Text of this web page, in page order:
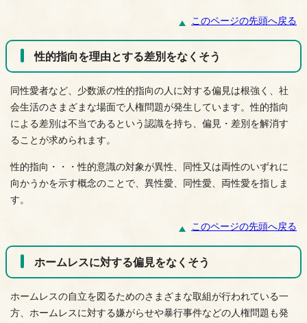
このページの先頭へ戻る
性的指向を理由とする差別をなくそう
同性愛者など、少数派の性的指向の人に対する偏見は根強く、社
会生活のさまざまな場面で人権問題が発生しています。性的指向
による差別は不当であるという認識を持ち、偏見・差別を解消す
ることが求められます。
性的指向・・・性的意識の対象が異性、同性又は両性のいずれに
向かうかを示す概念のことで、異性愛、同性愛、両性愛を指しま
す。
このページの先頭へ戻る
ホームレスに対する偏見をなくそう
ホームレスの自立を図るためのさまざまな取組が行われている一
方、ホームレスに対する嫌がらせや暴行事件などの人権問題も発